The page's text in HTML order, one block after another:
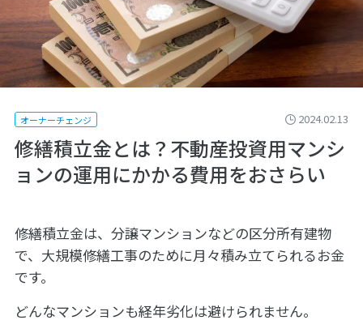
オーナーチェンジ 2024.02.13
修繕積立金とは？不動産投資用マンシ
ョンの運用にかかる費用をおさらい
修繕積立金は、分譲マンションなどの区分所有建物
で、大規模修繕工事のために月々積み立てられるお金
です。
どんなマンションも経年劣化は避けられません。